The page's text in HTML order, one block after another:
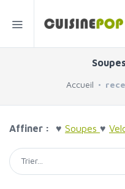
Accueil
Affiner : ♥ Soupes ♥